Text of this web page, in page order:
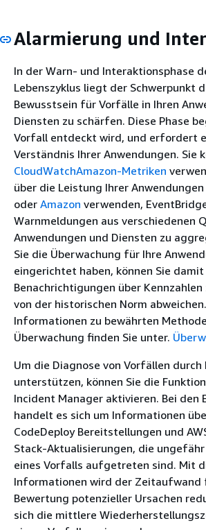
Alarmierung und
In der Warn- und Interaktionsphase
Lebenszyklus liegt der Schwerpunkt
Bewusstsein für Vorfälle in Ihren
Diensten zu schärfen. Diese Phase
Vorfall entdeckt wird, und erfordert
Verständnis Ihrer Anwendungen. Sie
CloudWatchAmazon-Metriken
über die Leistung Ihrer
oder Amazon verwenden,
Warnmeldungen aus verschiedenen
Anwendungen und Diensten zu
Sie die Überwachung für Ihre
eingerichtet haben, können Sie damit
Benachrichtigungen über Kennzahlen
von der historischen Norm
Informationen zu bewährten
Überwachung finden Sie unter.
Um die Diagnose von Vorfällen
unterstützen, können Sie die
Incident Manager aktivieren. Bei den
handelt es sich um Informationen
CodeDeploy Bereitstellungen und
Stack-Aktualisierungen, die
eines Vorfalls aufgetreten sind. Mit
Informationen wird der Zeitaufwand
Bewertung potenzieller Ursachen
sich die mittlere